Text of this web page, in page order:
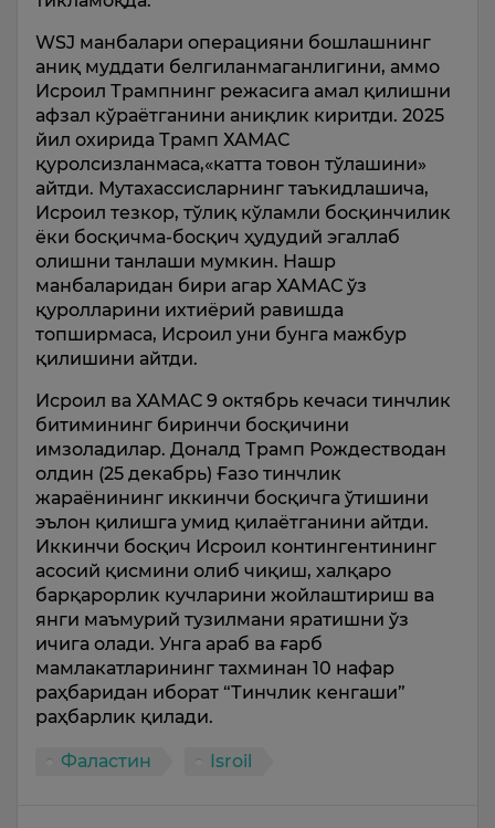
WSJ манбалари операцияни бошлашнинг
аниқ муддати белгиланмаганлигини, аммо
Исроил Трампнинг режасига амал қилишни
афзал кўраётганини аниқлик киритди. 2025
йил охирида Трамп ХАМАС
қуролсизланмаса,«катта товон тўлашини»
айтди. Мутахассисларнинг таъкидлашича,
Исроил тезкор, тўлиқ кўламли босқинчилик
ёки босқичма-босқич ҳудудий эгаллаб
олишни танлаши мумкин. Нашр
манбаларидан бири агар ХАМАС ўз
қуролларини ихтиёрий равишда
топширмаса, Исроил уни бунга мажбур
қилишини айтди.
Исроил ва ХАМАС 9 октябрь кечаси тинчлик
битимининг биринчи босқичини
имзоладилар. Доналд Трамп Рождестводан
олдин (25 декабрь) Ғазо тинчлик
жараёнининг иккинчи босқичга ўтишини
эълон қилишга умид қилаётганини айтди.
Иккинчи босқич Исроил контингентининг
асосий қисмини олиб чиқиш, халқаро
барқарорлик кучларини жойлаштириш ва
янги маъмурий тузилмани яратишни ўз
ичига олади. Унга араб ва ғарб
мамлакатларининг тахминан 10 нафар
раҳбаридан иборат “Тинчлик кенгаши”
раҳбарлик қилади.
Фаластин Isroil